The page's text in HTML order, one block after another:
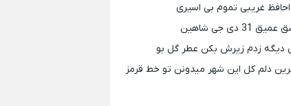
غریبی تموم بی اسیری
31 دی جی شاهین
دیگه زدم زیرش بکن عطر گل بو
دلم کل این شهر میدونن تو خط قرمز